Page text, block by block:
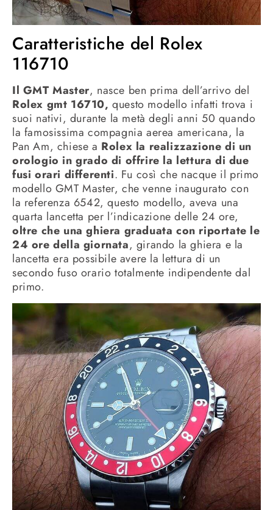
Caratteristiche del Rolex
116710
Il GMT Master, nasce ben prima dell’arrivo del
Rolex gmt 16710, questo modello infatti trova i
suoi nativi, durante la metà degli anni 50 quando
la famosissima compagnia aerea americana, la
Pan Am, chiese a Rolex la realizzazione di un
orologio in grado di offrire la lettura di due
fusi orari differenti. Fu così che nacque il primo
modello GMT Master, che venne inaugurato con
la referenza 6542, questo modello, aveva una
quarta lancetta per l’indicazione delle 24 ore,
oltre che una ghiera graduata con riportate le
24 ore della giornata, girando la ghiera e la
lancetta era possibile avere la lettura di un
secondo fuso orario totalmente indipendente dal
primo.